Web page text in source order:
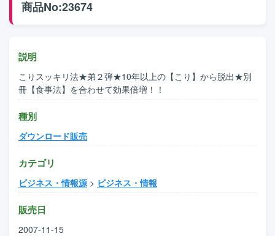
商品No:23674
説明
こりスッキリ法★弟２弾★10年以上の【こり】から脱出★別
冊【食事法】を合わせて効果倍増！！
種別
ダウンロード販売
カテゴリ
ビジネス・情報源> ビジネス・情報
販売日
2007-11-15